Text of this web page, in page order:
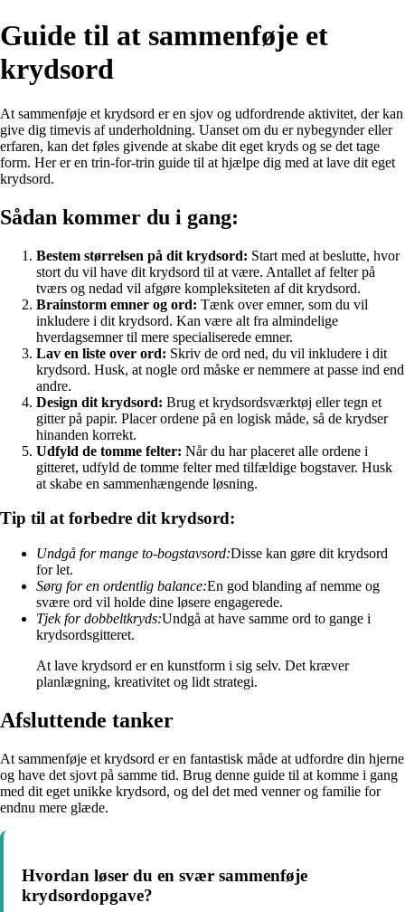
Guide til at sammenføje et
krydsord
At sammenføje et krydsord er en sjov og udfordrende aktivitet, der kan
give dig timevis af underholdning. Uanset om du er nybegynder eller
erfaren, kan det føles givende at skabe dit eget kryds og se det tage
form. Her er en trin-for-trin guide til at hjælpe dig med at lave dit eget
krydsord.
Sådan kommer du i gang:
Bestem størrelsen på dit krydsord: Start med at beslutte, hvor
stort du vil have dit krydsord til at være. Antallet af felter på
tværs og nedad vil afgøre kompleksiteten af dit krydsord.
Brainstorm emner og ord: Tænk over emner, som du vil
inkludere i dit krydsord. Kan være alt fra almindelige
hverdagsemner til mere specialiserede emner.
Lav en liste over ord: Skriv de ord ned, du vil inkludere i dit
krydsord. Husk, at nogle ord måske er nemmere at passe ind end
andre.
Design dit krydsord: Brug et krydsordsværktøj eller tegn et
gitter på papir. Placer ordene på en logisk måde, så de krydser
hinanden korrekt.
Udfyld de tomme felter: Når du har placeret alle ordene i
gitteret, udfyld de tomme felter med tilfældige bogstaver. Husk
at skabe en sammenhængende løsning.
Tip til at forbedre dit krydsord:
Undgå for mange to-bogstavsord:Disse kan gøre dit krydsord
for let.
Sørg for en ordentlig balance:En god blanding af nemme og
svære ord vil holde dine løsere engagerede.
Tjek for dobbeltkryds:Undgå at have samme ord to gange i
krydsordsgitteret.
At lave krydsord er en kunstform i sig selv. Det kræver
planlægning, kreativitet og lidt strategi.
Afsluttende tanker
At sammenføje et krydsord er en fantastisk måde at udfordre din hjerne
og have det sjovt på samme tid. Brug denne guide til at komme i gang
med dit eget unikke krydsord, og del det med venner og familie for
endnu mere glæde.
Hvordan løser du en svær sammenføje
krydsordopgave?